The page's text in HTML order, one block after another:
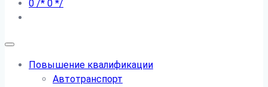
0 /* 0 */
Повышение квалификации
Автотранспорт